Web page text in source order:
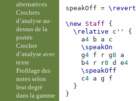
speakOff = \revert
\new Staff
{
\relative
c''
{
a4 b a
c
\speakOn
g4 f r g8
a
b4 r r8 d e4
\speakOff
c4 a g
f
}
}
alternatives
Crochets
d’analyse au-
dessus de la
portée
Crochet
d’analyse avec
texte
Profilage des
notes selon
leur degré
dans la gamme